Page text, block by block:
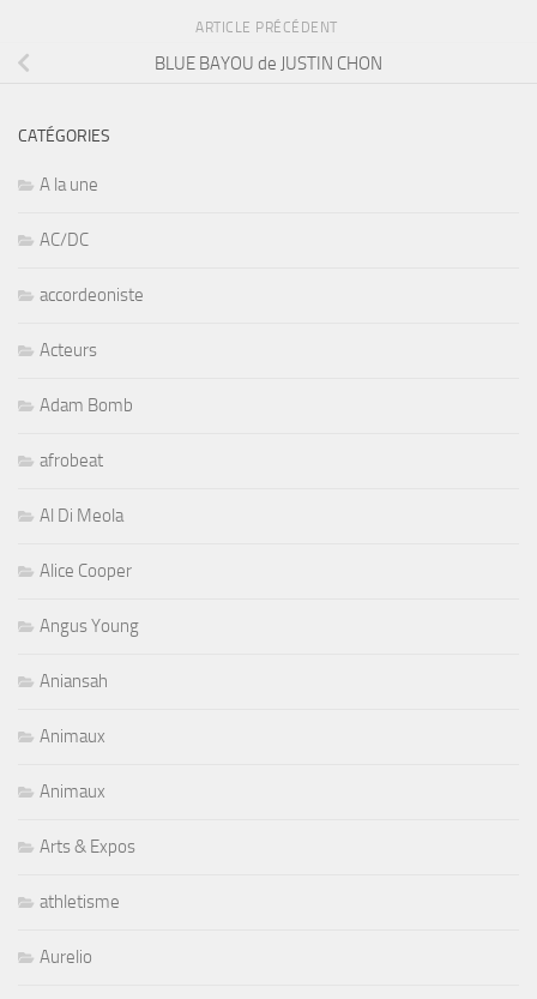
ARTICLE PRÉCÉDENT
BLUE BAYOU de JUSTIN CHON
CATÉGORIES
A la une
AC/DC
accordeoniste
Acteurs
Adam Bomb
afrobeat
Al Di Meola
Alice Cooper
Angus Young
Aniansah
Animaux
Animaux
Arts & Expos
athletisme
Aurelio